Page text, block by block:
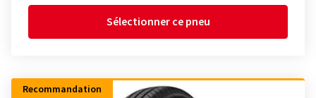
Sélectionner ce pneu
Recommandation